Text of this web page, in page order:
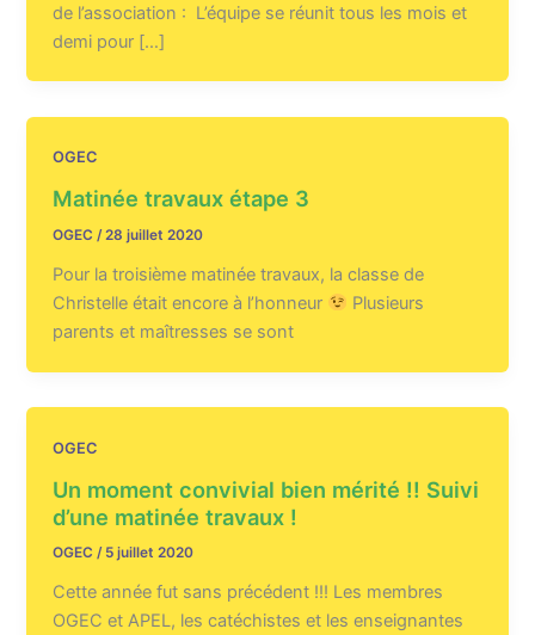
de l’association : L’équipe se réunit tous les mois et
demi pour […]
OGEC
Matinée travaux étape 3
OGEC/28 juillet 2020
Pour la troisième matinée travaux, la classe de
Christelle était encore à l’honneur
Plusieurs
parents et maîtresses se sont
OGEC
Un moment convivial bien mérité !! Suivi
d’une matinée travaux !
OGEC/ 5 juillet 2020
Cette année fut sans précédent !!! Les membres
OGEC et APEL, les catéchistes et les enseignantes